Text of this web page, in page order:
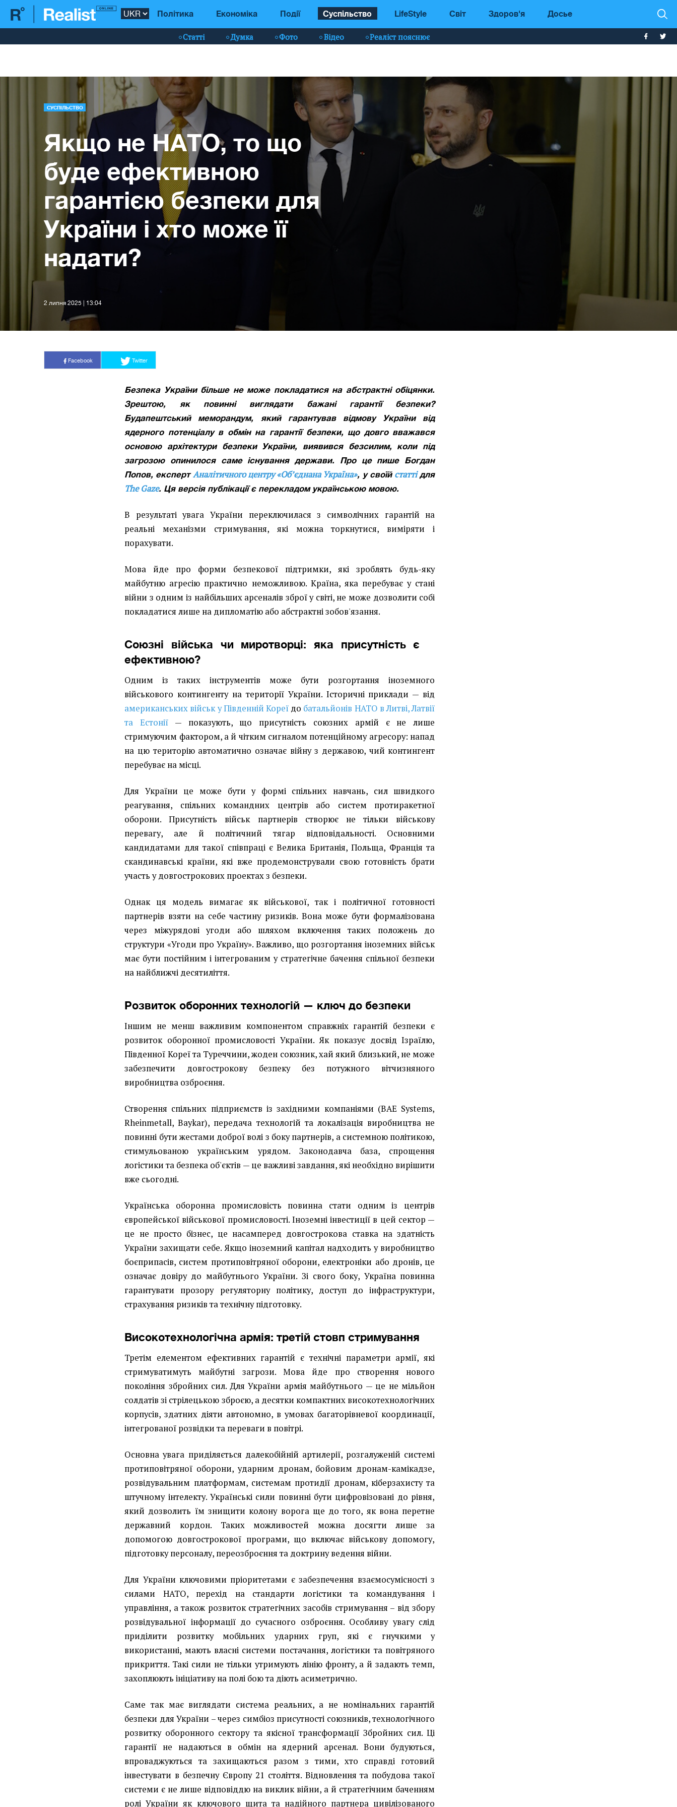
Політика Економіка Події Суспільство LifeStyle Світ Здоров'я Досье
Статті Думка Фото Відео Реаліст пояснює
СУСПІЛЬСТВО
Якщо не НАТО, то що
буде ефективною
гарантією безпеки для
України і хто може її
надати?
2 липня 2025 | 13:04
Facebook Twitter
Безпека України більше не може покладатися на абстрактні обіцянки.
Зрештою, як повинні виглядати бажані гарантії безпеки?
Будапештський меморандум, який гарантував відмову України від
ядерного потенціалу в обмін на гарантії безпеки, що довго вважався
основою архітектури безпеки України, виявився безсилим, коли під
загрозою опинилося саме існування держави. Про це пише Богдан
Попов, експертАналітичного центру «Об’єднана Україна», у своїй статтідля
The Gaze. Ця версія публікації є перекладом українською мовою.
В результаті увага України переключилася з символічних гарантій на
реальні механізми стримування, які можна торкнутися, виміряти і
порахувати.
Мова йде про форми безпекової підтримки, які зроблять будь-яку
майбутню агресію практично неможливою. Країна, яка перебуває у стані
війни з одним із найбільших арсеналів зброї у світі, не може дозволити собі
покладатися лише на дипломатію або абстрактні зобов'язання.
Союзні війська чи миротворці: яка присутність є
ефективною?
Одним із таких інструментів може бути розгортання іноземного
військового контингенту на території України. Історичні приклади — від
американських військ у Південній Кореї до батальйонів НАТО в Литві, Латвії
та Естонії — показують, що присутність союзних армій є не лише
стримуючим фактором, а й чітким сигналом потенційному агресору: напад
на цю територію автоматично означає війну з державою, чий контингент
перебуває на місці.
Для України це може бути у формі спільних навчань, сил швидкого
реагування, спільних командних центрів або систем протиракетної
оборони. Присутність військ партнерів створює не тільки військову
перевагу, але й політичний тягар відповідальності. Основними
кандидатами для такої співпраці є Велика Британія, Польща, Франція та
скандинавські країни, які вже продемонстрували свою готовність брати
участь у довгострокових проектах з безпеки.
Однак ця модель вимагає як військової, так і політичної готовності
партнерів взяти на себе частину ризиків. Вона може бути формалізована
через міжурядові угоди або шляхом включення таких положень до
структури «Угоди про Україну». Важливо, що розгортання іноземних військ
має бути постійним і інтегрованим у стратегічне бачення спільної безпеки
на найближчі десятиліття.
Розвиток оборонних технологій — ключ до безпеки
Іншим не менш важливим компонентом справжніх гарантій безпеки є
розвиток оборонної промисловості України. Як показує досвід Ізраїлю,
Південної Кореї та Туреччини, жоден союзник, хай який близький, не може
забезпечити довгострокову безпеку без потужного вітчизняного
виробництва озброєння.
Створення спільних підприємств із західними компаніями (BAE Systems,
Rheinmetall, Baykar), передача технологій та локалізація виробництва не
повинні бути жестами доброї волі з боку партнерів, а системною політикою,
стимульованою українським урядом. Законодавча база, спрощення
логістики та безпека об'єктів — це важливі завдання, які необхідно вирішити
вже сьогодні.
Українська оборонна промисловість повинна стати одним із центрів
європейської військової промисловості. Іноземні інвестиції в цей сектор —
це не просто бізнес, це насамперед довгострокова ставка на здатність
України захищати себе. Якщо іноземний капітал надходить у виробництво
боєприпасів, систем протиповітряної оборони, електроніки або дронів, це
означає довіру до майбутнього України. Зі свого боку, Україна повинна
гарантувати прозору регуляторну політику, доступ до інфраструктури,
страхування ризиків та технічну підготовку.
Високотехнологічна армія: третій стовп стримування
Третім елементом ефективних гарантій є технічні параметри армії, які
стримуватимуть майбутні загрози. Мова йде про створення нового
покоління збройних сил. Для України армія майбутнього — це не мільйон
солдатів зі стрілецькою зброєю, а десятки компактних високотехнологічних
корпусів, здатних діяти автономно, в умовах багаторівневої координації,
інтегрованої розвідки та переваги в повітрі.
Основна увага приділяється далекобійній артилерії, розгалуженій системі
протиповітряної оборони, ударним дронам, бойовим дронам-камікадзе,
розвідувальним платформам, системам протидії дронам, кіберзахисту та
штучному інтелекту. Українські сили повинні бути цифровізовані до рівня,
який дозволить їм знищити колону ворога ще до того, як вона перетне
державний кордон. Таких можливостей можна досягти лише за
допомогою довгострокової програми, що включає військову допомогу,
підготовку персоналу, переозброєння та доктрину ведення війни.
Для України ключовими пріоритетами є забезпечення взаємосумісності з
силами НАТО, перехід на стандарти логістики та командування і
управління, а також розвиток стратегічних засобів стримування – від збору
розвідувальної інформації до сучасного озброєння. Особливу увагу слід
приділити розвитку мобільних ударних груп, які є гнучкими у
використанні, мають власні системи постачання, логістики та повітряного
прикриття. Такі сили не тільки утримують лінію фронту, а й задають темп,
захоплюють ініціативу на полі бою та діють асиметрично.
Саме так має виглядати система реальних, а не номінальних гарантій
безпеки для України – через симбіоз присутності союзників, технологічного
розвитку оборонного сектору та якісної трансформації Збройних сил. Ці
гарантії не надаються в обмін на ядерний арсенал. Вони будуються,
впроваджуються та захищаються разом з тими, хто справді готовий
інвестувати в безпечну Європу 21 століття. Відновлення та побудова такої
системи є не лише відповіддю на виклик війни, а й стратегічним баченням
ролі України як ключового щита та надійного партнера цивілізованого